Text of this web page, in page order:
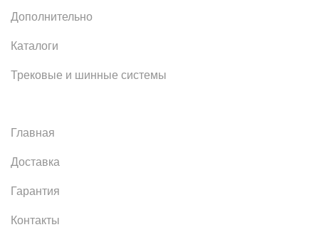
Дополнительно
Каталоги
Трековые и шинные системы
Главная
Доставка
Гарантия
Контакты